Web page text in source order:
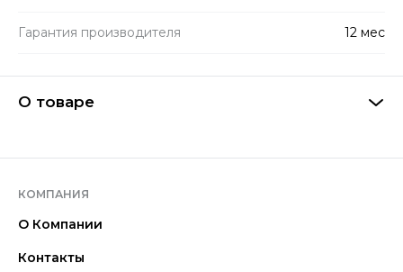
Гарантия производителя 12 мес
О товаре
КОМПАНИЯ
О Компании
Контакты